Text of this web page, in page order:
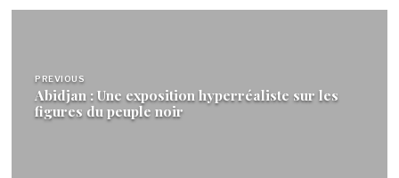
de
l’article
PREVIOUS
Abidjan : Une exposition hyperréaliste sur les
figures du peuple noir